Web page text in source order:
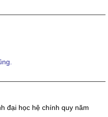
đại học hệ chính quy năm